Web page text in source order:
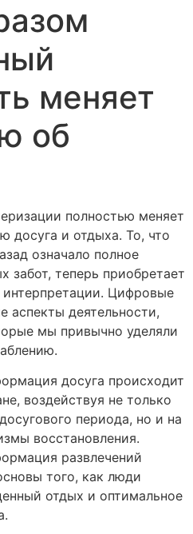
меняет
об
полностью меняет
досуга и отдыха. То, что
означало полное
забот, теперь приобретает
Цифровые
деятельности,
мы привычно уделяли
досуга происходит
воздействуя не только
периода, но и на
восстановления.
развлечений
того, как люди
отдых и оптимальное